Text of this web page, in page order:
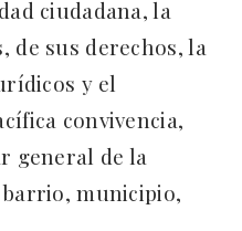
ciudadana, la
de sus derechos, la
y el
convivencia,
general de la
municipio,